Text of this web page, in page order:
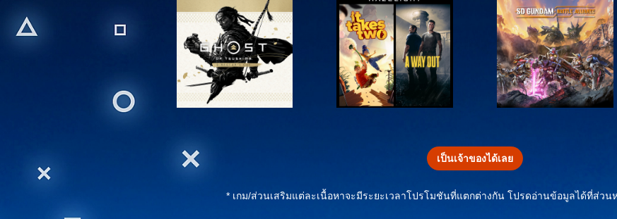
เป็นเจ้าของได้เลย
* เกม/ส่วนเสริมแต่ละเนื้อหาจะมีระยะเวลาโปรโมชันที่แตกต่างกัน โปรดอ่านข้อมูลได้ที่ส่ว